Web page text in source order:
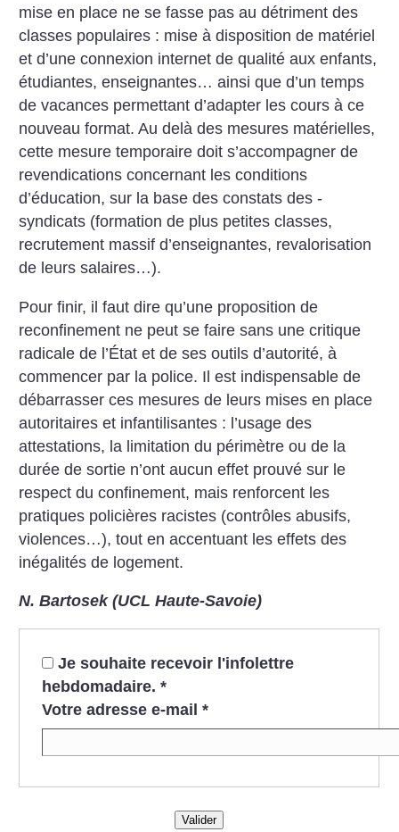
mise en place ne se fasse pas au détriment des
classes populaires : mise à disposition de matériel
et d’une connexion internet de qualité aux enfants,
étudiantes, enseignantes… ainsi que d’un temps
de vacances permettant d’adapter les cours à ce
nouveau format. Au delà des mesures matérielles,
cette mesure temporaire doit s’accompagner de
revendications concernant les conditions
d’éducation, sur la base des constats des ­
syndicats (formation de plus petites classes,
recrutement massif d’enseignantes, revalorisation
de leurs salaires…).
Pour finir, il faut dire qu’une proposition de
reconfinement ne peut se faire sans une critique
radicale de l’État et de ses outils d’autorité, à
commencer par la police. Il est indispensable de
débarrasser ces mesures de leurs mises en place
autoritaires et infantilisantes : l’usage des
attestations, la limitation du périmètre ou de la
durée de sortie n’ont aucun effet prouvé sur le
respect du confinement, mais renforcent les
pratiques policières racistes (contrôles abusifs,
violences…), tout en accentuant les effets des
inégalités de logement.
N. Bartosek (UCL Haute-Savoie)
Je souhaite recevoir l'infolettre
hebdomadaire. *
Votre adresse e-mail *
Valider